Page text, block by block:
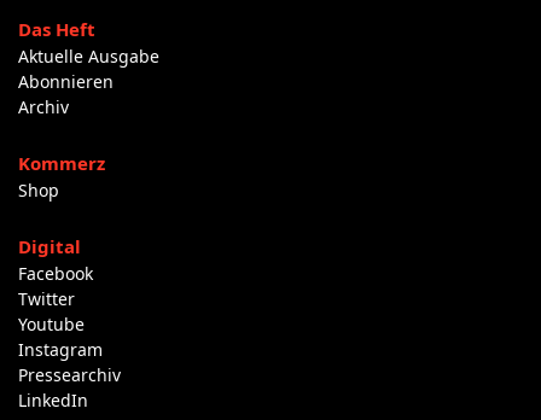
Das Heft
Aktuelle Ausgabe
Abonnieren
Archiv
Kommerz
Shop
Digital
Facebook
Twitter
Youtube
Instagram
Pressearchiv
LinkedIn